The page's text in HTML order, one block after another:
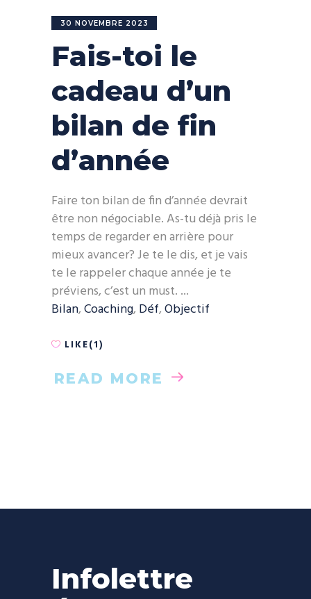
30 NOVEMBRE 2023
Fais-toi le
cadeau d’un
bilan de fin
d’année
Faire ton bilan de fin d’année devrait
être non négociable. As-tu déjà pris le
temps de regarder en arrière pour
mieux avancer? Je te le dis, et je vais
te le rappeler chaque année je te
préviens, c’est un must.
Bilan,Coaching, Déf,Objectif
LIKE(1)
READ MORE
Infolettre